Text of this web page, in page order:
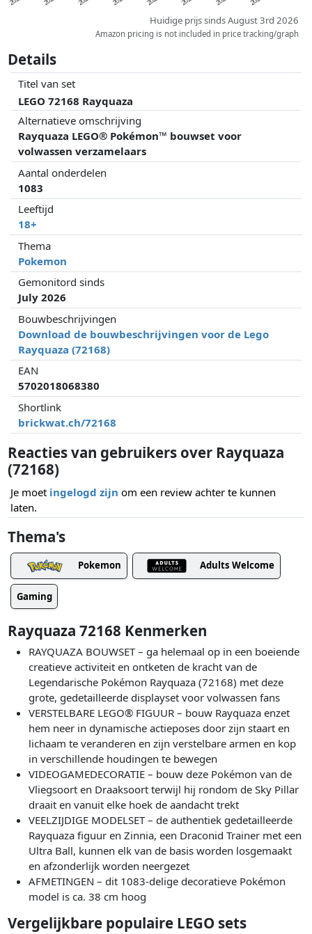
Huidige prijs sinds August 3rd 2026
Amazon pricing is not included in price tracking/graph
Details
Titel van set
LEGO 72168 Rayquaza
Alternatieve omschrijving
Rayquaza LEGO® Pokémon™ bouwset voor
volwassen verzamelaars
Aantal onderdelen
1083
Leeftijd
18+
Thema
Pokemon
Gemonitord sinds
July 2026
Bouwbeschrijvingen
Download de bouwbeschrijvingen voor de Lego
Rayquaza (72168)
EAN
5702018068380
Shortlink
brickwat.ch/72168
Reacties van gebruikers over Rayquaza
(72168)
Je moet ingelogd zijn om een review achter te kunnen
laten.
Thema's
Pokemon Adults Welcome
Gaming
Rayquaza 72168 Kenmerken
RAYQUAZA BOUWSET – ga helemaal op in een boeiende
creatieve activiteit en ontketen de kracht van de
Legendarische Pokémon Rayquaza (72168) met deze
grote, gedetailleerde displayset voor volwassen fans
VERSTELBARE LEGO® FIGUUR – bouw Rayquaza enzet
hem neer in dynamische actieposes door zijn staart en
lichaam te veranderen en zijn verstelbare armen en kop
in verschillende houdingen te bewegen
VIDEOGAMEDECORATIE – bouw deze Pokémon van de
Vliegsoort en Draaksoort terwijl hij rondom de Sky Pillar
draait en vanuit elke hoek de aandacht trekt
VEELZIJDIGE MODELSET – de authentiek gedetailleerde
Rayquaza figuur en Zinnia, een Draconid Trainer met een
Ultra Ball, kunnen elk van de basis worden losgemaakt
en afzonderlijk worden neergezet
AFMETINGEN – dit 1083-delige decoratieve Pokémon
model is ca. 38 cm hoog
Vergelijkbare populaire LEGO sets